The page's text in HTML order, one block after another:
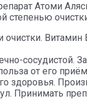
Атоми
степенью
очистки.
сосудистой.
от его
Принимать